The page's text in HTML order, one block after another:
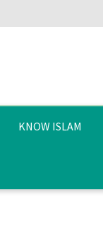
KNOW ISLAM